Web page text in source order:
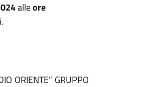
alleore
ORIENTE” GRUPPO